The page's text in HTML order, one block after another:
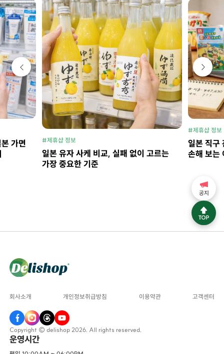
가면
#제휴샵 정보
일본 유자 사케 비교, 실패 없이 고르는
가장 중요한 기준
#제휴샵 정보
일본 직구
손해 보는
회사소개 개인정보취급방침 이용약관 고객센터
Copyright © delishop 2026. All rights reserved.
운영시간
공지